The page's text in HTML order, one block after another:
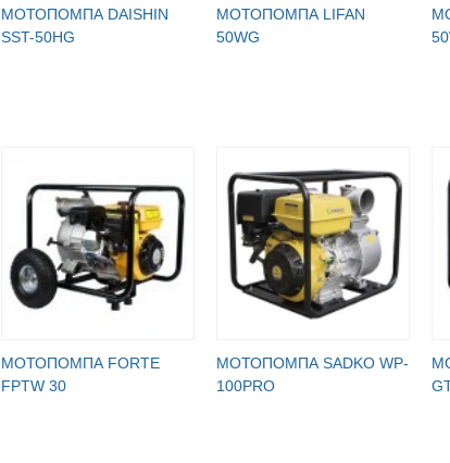
МОТОПОМПА DAISHIN
SST-50HG
МОТОПОМПА LIFAN
50WG
МОТОПОМПА FORTE
FPTW 30
МОТОПОМПА SADKO WP-
100PRO